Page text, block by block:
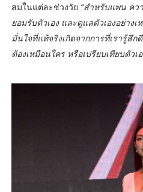
สมในแต่ละช่วงวัย “สำหรับแพน คว
ยอมรับตัวเอง และดูแลตัวเองอย่าง
มั่นใจที่แท้จริงเกิดจากการที่เรารู้สึก
ต้องเหมือนใคร หรือเปรียบเทียบตัวเ